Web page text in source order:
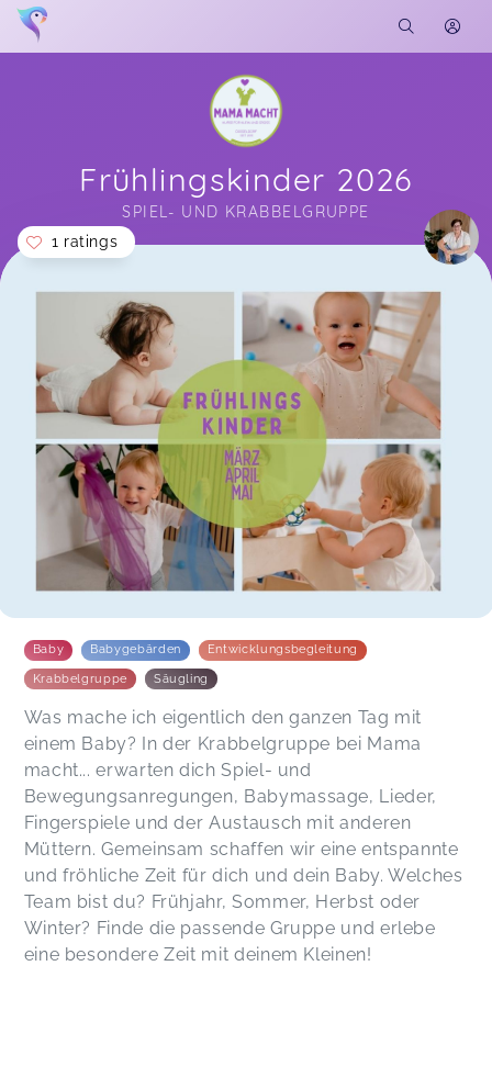
Frühlingskinder 2026
SPIEL- UND KRABBELGRUPPE
Soon you will learn more about me here...
1 ratings
Baby Babygebärden Entwicklungsbegleitung
Krabbelgruppe Säugling
Was mache ich eigentlich den ganzen Tag mit
einem Baby? In der Krabbelgruppe bei Mama
macht... erwarten dich Spiel- und
Bewegungsanregungen, Babymassage, Lieder,
Fingerspiele und der Austausch mit anderen
Müttern. Gemeinsam schaffen wir eine entspannte
und fröhliche Zeit für dich und dein Baby. Welches
Team bist du? Frühjahr, Sommer, Herbst oder
Winter? Finde die passende Gruppe und erlebe
eine besondere Zeit mit deinem Kleinen!